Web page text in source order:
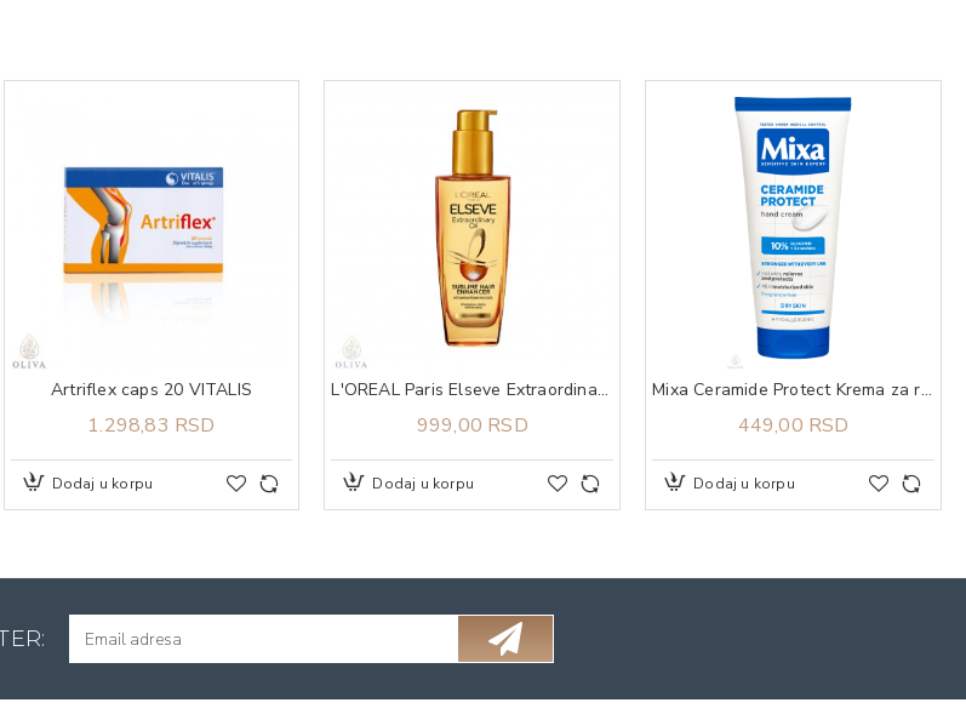
Artriflex caps 20 VITALIS
1.298,83 RSD
Dodaj u korpu
L'OREAL Paris Elseve Extraordinary Ulje za sve tipove kose 100 ml
999,00 RSD
Dodaj u korpu
Mixa Ceramide Protect Krema za ruke 100 ml
449,00 RSD
Dodaj u korpu